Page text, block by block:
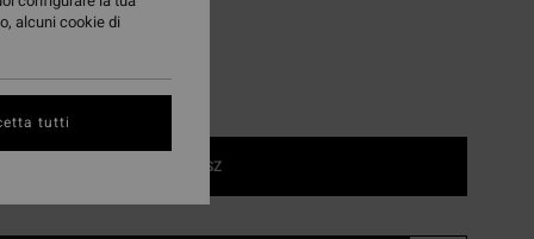
1SZ
alcuni cookie di
tutti